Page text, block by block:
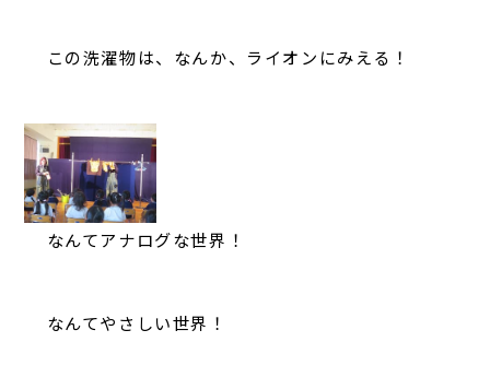
この洗濯物は、なんか、ライオンにみえる！
なんてアナログな世界！
なんてやさしい世界！